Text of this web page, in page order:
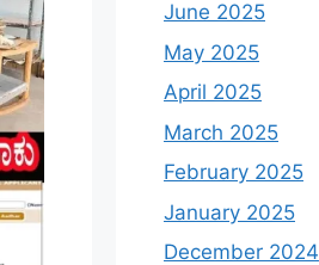
June 2025
May 2025
April 2025
March 2025
February 2025
January 2025
December 2024